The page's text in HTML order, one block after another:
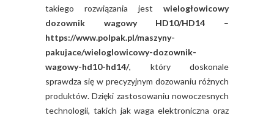
takiego rozwiązania jest wielogłowicowy
dozownik wagowy HD10/HD14 –
https://www.polpak.pl/maszyny-
pakujace/wieloglowicowy-dozownik-
wagowy-hd10-hd14/, który doskonale
sprawdza się w precyzyjnym dozowaniu różnych
produktów. Dzięki zastosowaniu nowoczesnych
technologii, takich jak waga elektroniczna oraz